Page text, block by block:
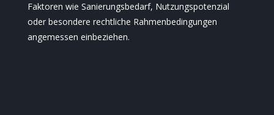
Faktoren wie Sanierungsbedarf, Nutzungspotenzial
oder besondere rechtliche Rahmenbedingungen
angemessen einbeziehen.